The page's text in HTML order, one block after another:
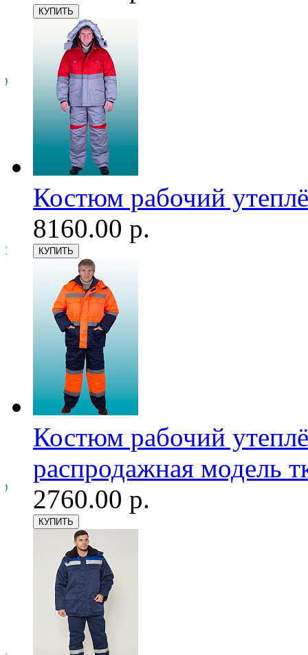
Костюм рабочий
8160.00 р.
Костюм рабочий
распродажная модель
2760.00 р.